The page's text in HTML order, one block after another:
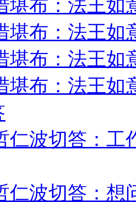
堪布：法王如
堪布：法王如
堪布：法王如
堪布：法王如
仁波切答：工
仁波切答：想